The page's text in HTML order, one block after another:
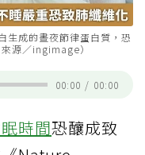
生成的晝夜節律蛋白質，恐
源／ingimage）
00:00 / 00:00
時間恐釀成致